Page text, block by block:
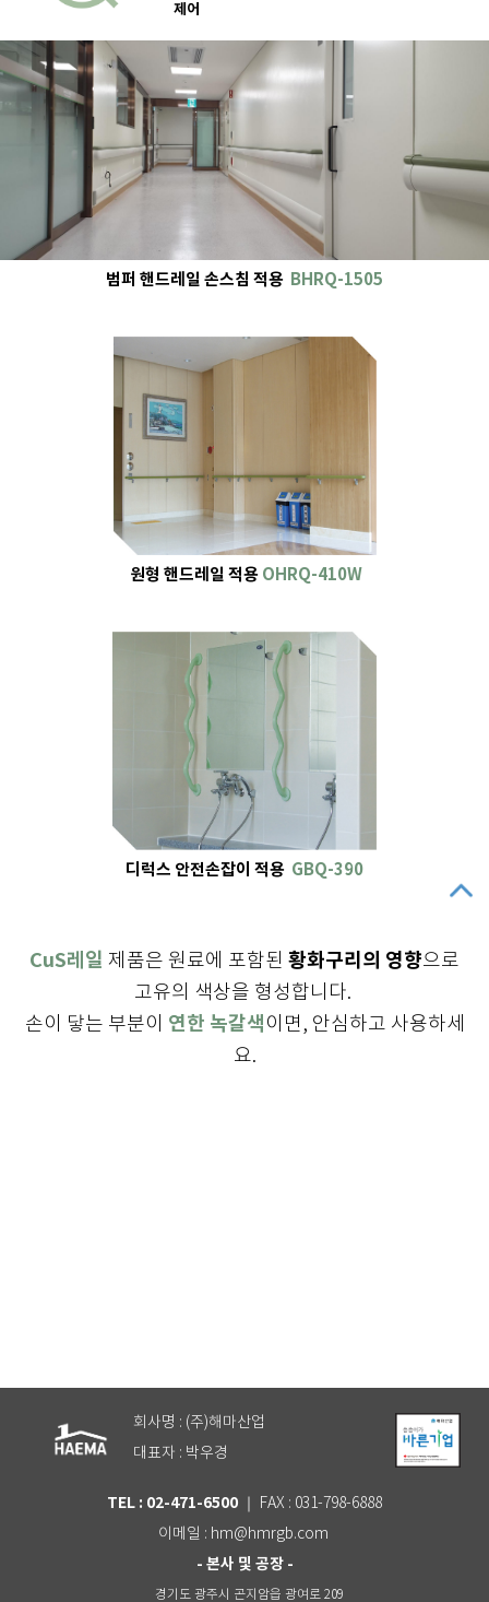
제어
범퍼 핸드레일 손스침 적용 BHRQ-1505
원형 핸드레일 적용 OHRQ-410W
디럭스 안전손잡이 적용 GBQ-390
CuS레일 제품은 원료에 포함된 황화구리의 영향으로
고유의 색상을 형성합니다.
손이 닿는 부분이 연한 녹갈색 이면, 안심하고 사용하세
요.
회사명 : (주)해마산업
대표자 : 박우경
TEL : 02-471-6500 ｜ FAX : 031-798-6888
이메일 : hm@hmrgb.com
- 본사 및 공장 -
경기도 광주시 곤지암읍 광여로 209